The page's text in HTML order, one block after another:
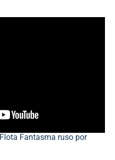
Fantasma ruso por